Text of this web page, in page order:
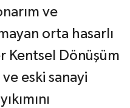
ve
orta hasarlı
Kentsel Dönüşüm
eski sanayi